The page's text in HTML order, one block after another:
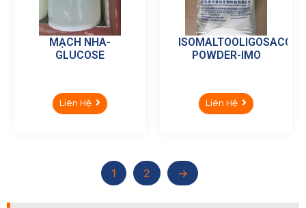
MẠCH NHA-
GLUCOSE
Liên Hệ
POWDER-IMO
Liên Hệ
1 2 →